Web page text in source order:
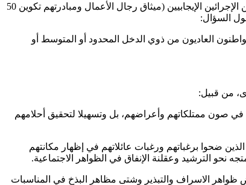
إن تلك المسلمات، بما ينجر عن تلك العادات والتقاليد المندمجة في تلك الظاهرة السلبية، ستقودنا إلى سؤال إضافي، يحدد في إجابته مدى قيمة هذين الإجرائين الإيجابيين (ميثاق رجال الأعمال ومبادرتهم تكوين 50
السؤال:
العاديون من ذوي الدخل المحدود أو المتوسط أو
من قبيل:
صون ممتلكاتهم وأعراضهم، بل وتسهيلا لتحقيق أحلامهم
الذين ضحوا برغباتهم ورغبات عائلاتهم في إظهار مكانتهم
نحو الترشيد وعقلنة الإنفاق في الظواهر الاجتماعية.
ظواهر الاسراف والتبذير وشتى مظاهر البذخ في المناسبات